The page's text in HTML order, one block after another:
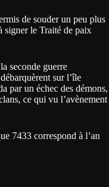
de souder un peu plus
signer le Traité de paix
seconde guerre
sur l’île
par un échec des démons,
ce qui vu l’avènement
7433 correspond à l’an